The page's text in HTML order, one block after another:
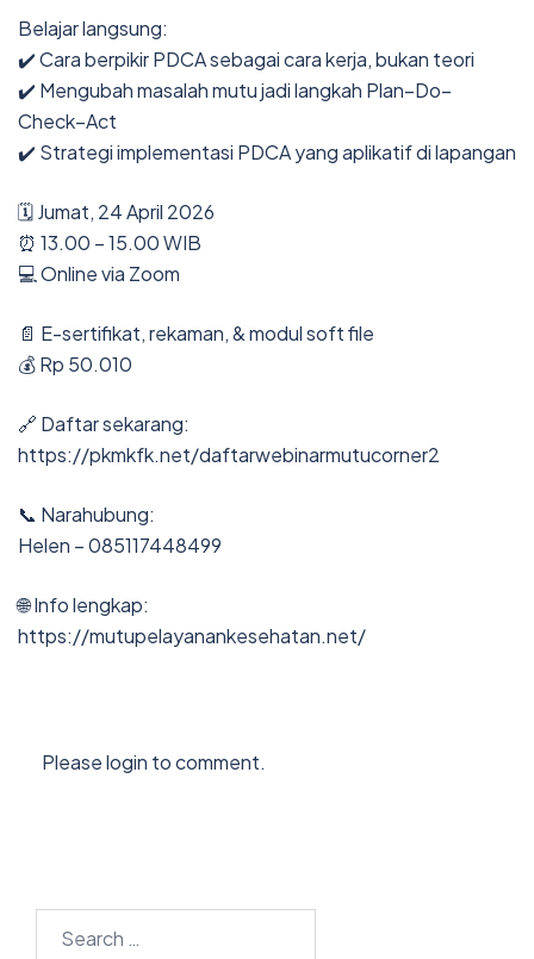
Belajar langsung:
✔️ Cara berpikir PDCA sebagai cara kerja, bukan teori
✔️ Mengubah masalah mutu jadi langkah Plan–Do–
Check–Act
✔️ Strategi implementasi PDCA yang aplikatif di lapangan
🗓 Jumat, 24 April 2026
⏰ 13.00 – 15.00 WIB
💻 Online via Zoom
📄 E-sertifikat, rekaman, & modul soft file
💰 Rp 50.010
🔗 Daftar sekarang:
https://pkmkfk.net/daftarwebinarmutucorner2
📞 Narahubung:
Helen – 085117448499
🌐 Info lengkap:
https://mutupelayanankesehatan.net/
Please login to comment.
for: